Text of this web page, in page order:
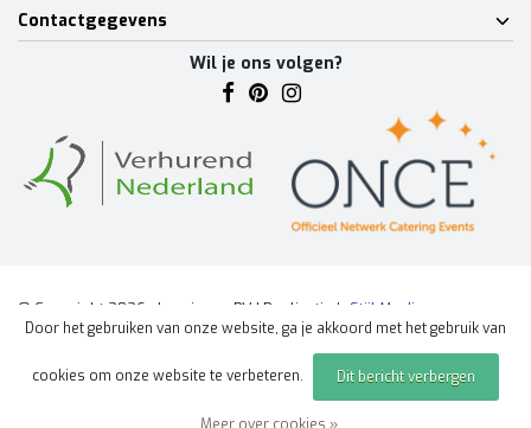
Contactgegevens
Wil je ons volgen?
© Copyright 2026 - Lumineux BV | Realisatie
InStijl Media
Algemene voorwaarden|Disclaimer|Privacy Policy|Sitemap |
Door het gebruiken van onze website, ga je akkoord met het gebruik van
cookies om onze website te verbeteren. Dit bericht verbergen